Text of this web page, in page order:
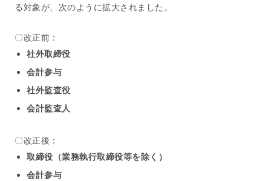
る対象が、次のように拡大されました。
〇改正前：
社外取締役
会計参与
社外監査役
会計監査人
〇改正後：
取締役（業務執行取締役等を除く）
会計参与